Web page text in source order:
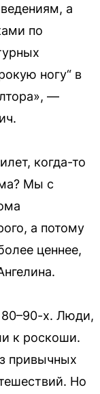
а
по
ногу“ в
—
когда-то
Мы с
а потому
ценнее,
80–90-х. Люди,
к роскоши.
привычных
Но